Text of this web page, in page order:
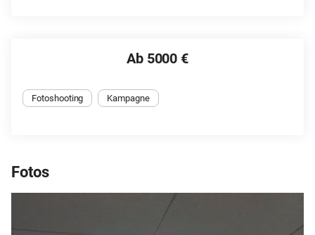
Ab 5000 €
Fotoshooting Kampagne
Fotos